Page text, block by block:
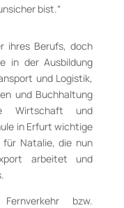
bist.“
ihres Berufs, doch
in der Ausbildung
und Logistik,
und Buchhaltung
Wirtschaft und
in Erfurt wichtige
für Natalie, die nun
arbeitet und
bzw.